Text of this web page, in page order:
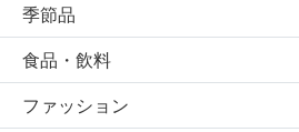
季節品
食品・飲料
ファッション